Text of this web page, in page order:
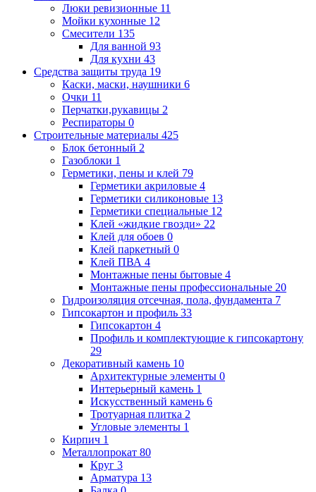
Люки ревизионные 11
Мойки кухонные 12
Смесители 135
Для ванной 93
Для кухни 43
Средства защиты труда 19
Каски, маски, наушники 6
Очки 11
Перчатки,рукавицы 2
Респираторы 0
Строительные материалы 425
Блок бетонный 2
Газоблоки 1
Герметики, пены и клей 79
Герметики акриловые 4
Герметики силиконовые 13
Герметики специальные 12
Клей «жидкие гвозди» 22
Клей для обоев 0
Клей паркетный 0
Клей ПВА 4
Монтажные пены бытовые 4
Монтажные пены профессиональные 20
Гидроизоляция отсечная, пола, фундамента 7
Гипсокартон и профиль 33
Гипсокартон 4
Профиль и комплектующие к гипсокартону
29
Декоративный камень 10
Архитектурные элементы 0
Интерьерный камень 1
Искусственный камень 6
Тротуарная плитка 2
Угловые элементы 1
Кирпич 1
Металлопрокат 80
Круг 3
Арматура 13